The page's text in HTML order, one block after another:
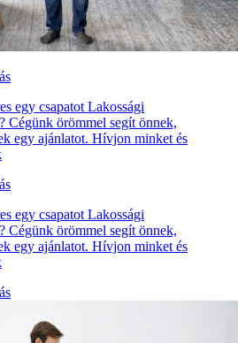
egy csapatot Lakossági
Cégünk örömmel segít önnek,
egy ajánlatot. Hívjon minket és
egy csapatot Lakossági
Cégünk örömmel segít önnek,
egy ajánlatot. Hívjon minket és